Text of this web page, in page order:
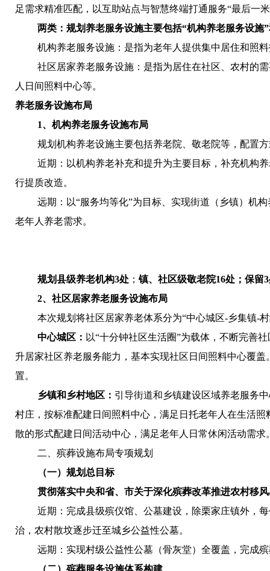
足需求精准匹配，以互助站点与智慧终端打通服务“最后一
两类：规划养老服务设施主要包括“机构养老服务设施
机构养老服务设施：是指为老年人提供集中居住和照
社区居家养老服务设施：是指为居住在社区、农村的
人日间照料中心等。
养老服务设施布局
1、机构养老服务设施布局
规划机构养老设施主要包括养老院、敬老院等，配置
近期：以机构养老补充和提升为主要目标，补充机构
行提质改造。
远期：以“服务均等化”为目标、实现街道（乡镇）机
老年人养老需求。
规划县级养老机构3处 ；镇、社区级敬老院16处；保留3
2、社区居家养老服务设施布局
本次规划将社区居家养老体系分为“中心城区-乡集镇-
中心城区： 以“十分钟社区生活圈”为载体，不断完善
升居家社区养老服务能力，基本实现社区日间照料中心覆
置。
乡镇和乡村地区： 引导街道和乡镇建设区域养老服务
村庄，按标准配建日间照料中心，满足日托老年人在生活
散的形式配建日间活动中心，满足老年人日常休闲活动需求
二、殡葬设施布局专项规划
（一）规划总目标
贯彻落实中央和省、市关于深化殡葬改革推进农村移
近期：完成县级殡仪馆、公墓建设，除栗家庄镇外，
治，农村散坟逐步迁至城乡公益性公墓。
远期：实现村级公益性公墓（骨灰堂）全覆盖，完成
（二）殡葬服务设施体系构建